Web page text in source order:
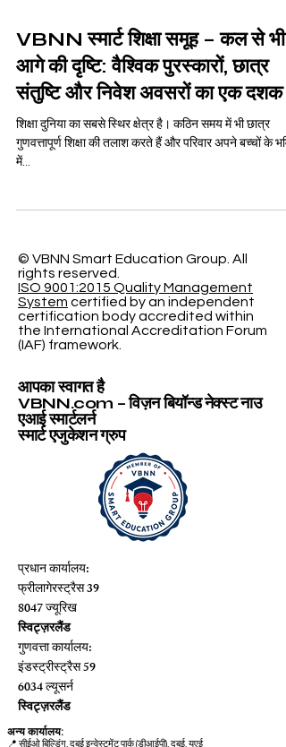
VBNN स्मार्ट शिक्षा समूह – कल से भी
आगे की दृष्टि: वैश्विक पुरस्कारों, छात्र
संतुष्टि और निवेश अवसरों का एक दशक
शिक्षा दुनिया का सबसे स्थिर क्षेत्र है। कठिन समय में भी छात्र
© VBNN Smart Education Group.All
rights reserved.
ISO 9001:2015 Quality Management
Systemcertified by an independent
certification body accredited within
आपका स्वागत है
VBNN.com – विज़न बियॉन्ड नेक्स्ट नाउ
एआई स्मार्टलर्न
स्मार्ट एजुकेशन ग्रुप
प्रधान कार्यालय:
फ्रीलागेरस्ट्रैस 39
8047 ज्यूरिख
स्विट्ज़रलैंड
गुणवत्ता कार्यालय:
इंडस्ट्रीस्ट्रैस 59
6034 ल्यूसर्न
स्विट्ज़रलैंड